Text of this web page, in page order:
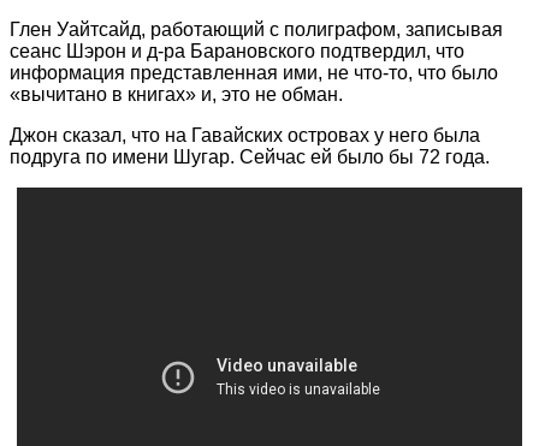
Глен Уайтсайд, работающий с полиграфом, записывая
сеанс Шэрон и д-ра Барановского подтвердил, что
информация представленная ими, не что-то, что было
«вычитано в книгах» и, это не обман.
Джон сказал, что на Гавайских островах у него была
подруга по имени Шугар. Сейчас ей было бы 72 года.